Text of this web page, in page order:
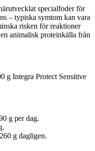
specialfoder för
– typiska symtom kan vara
risken för reaktioner
animalisk proteinkälla från
g Integra Protect Sensitive
g per dag.
g dagligen.